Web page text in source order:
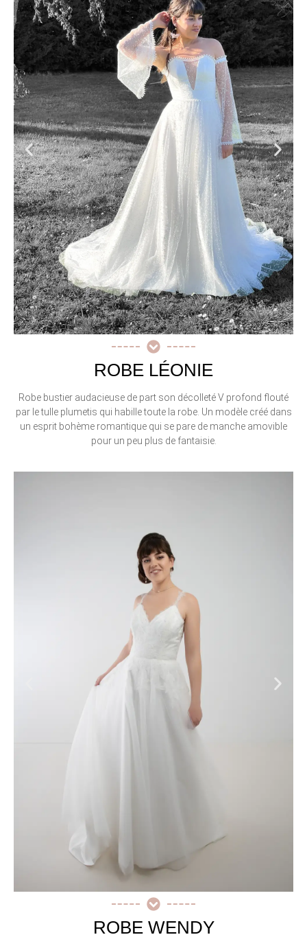
ROBE LÉONIE
Robe bustier audacieuse de part son décolleté V profond flouté
par le tulle plumetis qui habille toute la robe. Un modèle créé dans
un esprit bohème romantique qui se pare de manche amovible
pour un peu plus de fantaisie.
ROBE WENDY